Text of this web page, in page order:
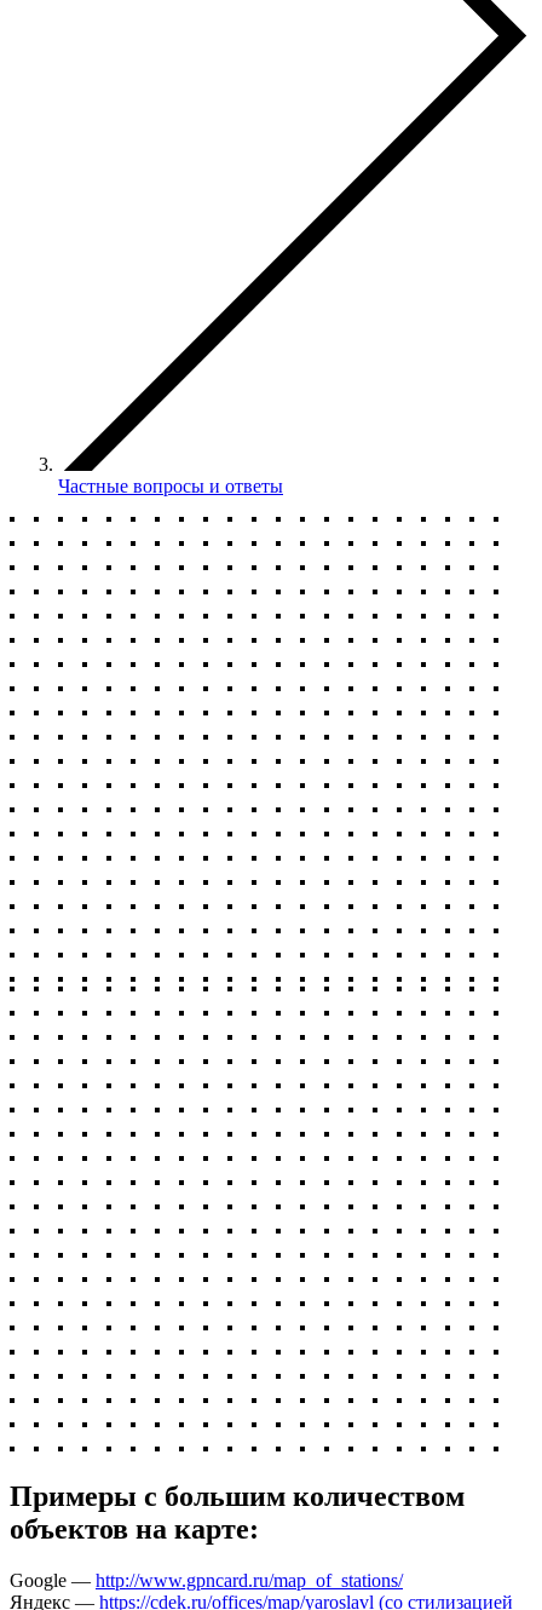
Частные вопросы и ответы
Примеры c большим количеством
объектов на карте:
Google — http://www.gpncard.ru/map_of_stations/
Яндекс — https://cdek.ru/offices/map/yaroslavl (со стилизацией